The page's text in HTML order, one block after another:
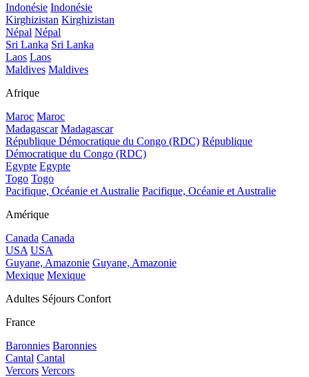
Indonésie Indonésie
Kirghizistan Kirghizistan
Népal Népal
Sri Lanka Sri Lanka
Laos Laos
Maldives Maldives
Afrique
Maroc Maroc
Madagascar Madagascar
République Démocratique du Congo (RDC) République
Démocratique du Congo (RDC)
Egypte Egypte
Togo Togo
Pacifique, Océanie et Australie Pacifique, Océanie et Australie
Amérique
Canada Canada
USA USA
Guyane, Amazonie Guyane, Amazonie
Mexique Mexique
Adultes Séjours Confort
France
Baronnies Baronnies
Cantal Cantal
Vercors Vercors